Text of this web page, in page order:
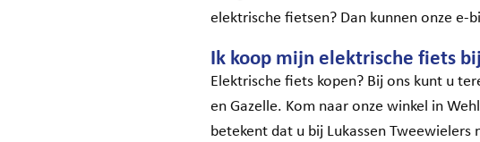
elektrische fietsen? Dan kunnen onze e-
Ik koop mijn elektrische fiets
Elektrische fiets kopen? Bij ons kunt u
en Gazelle. Kom naar onze winkel in
betekent dat u bij Lukassen